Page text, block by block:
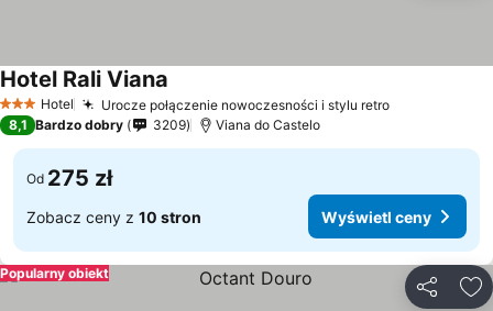
3 Kategoria
Hotel Urocze połączenie nowoczesności i stylu retroWyświetl
Hotel Rali Viana
8,1 Bardzo dobry 3209 Viana do Castelo
Od 275 zł
Zobacz ceny z 10 stron Wyświetl ceny
Popularny obiekt